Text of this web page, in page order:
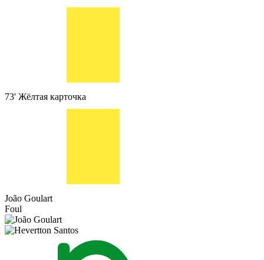
73' Жёлтая карточка
João Goulart
Foul